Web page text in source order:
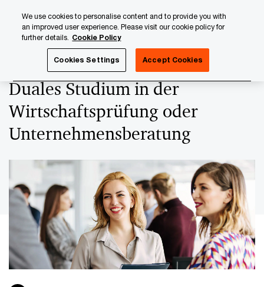
content
footer
Duales Studium in der
Wirtschaftsprüfung oder
Unternehmensberatung
We use cookies to personalise content and to provide you with
an improved user experience. Please visit our cookie policy for
further details. Cookie Policy
Cookies Settings Accept Cookies